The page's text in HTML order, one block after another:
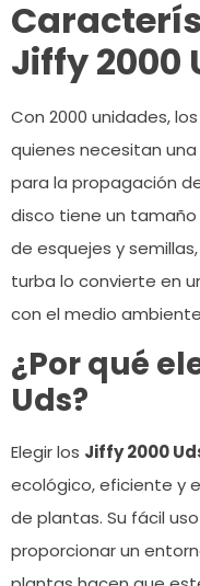
Jiffy 2000
Con 2000 unidades, los
quienes necesitan
para la propagación
disco tiene un
de esquejes y
turba lo convierte en
con el medio
¿Por qué
Uds?
Elegir los Jiffy 2000
ecológico, eficiente y
de plantas. Su fácil
proporcionar un